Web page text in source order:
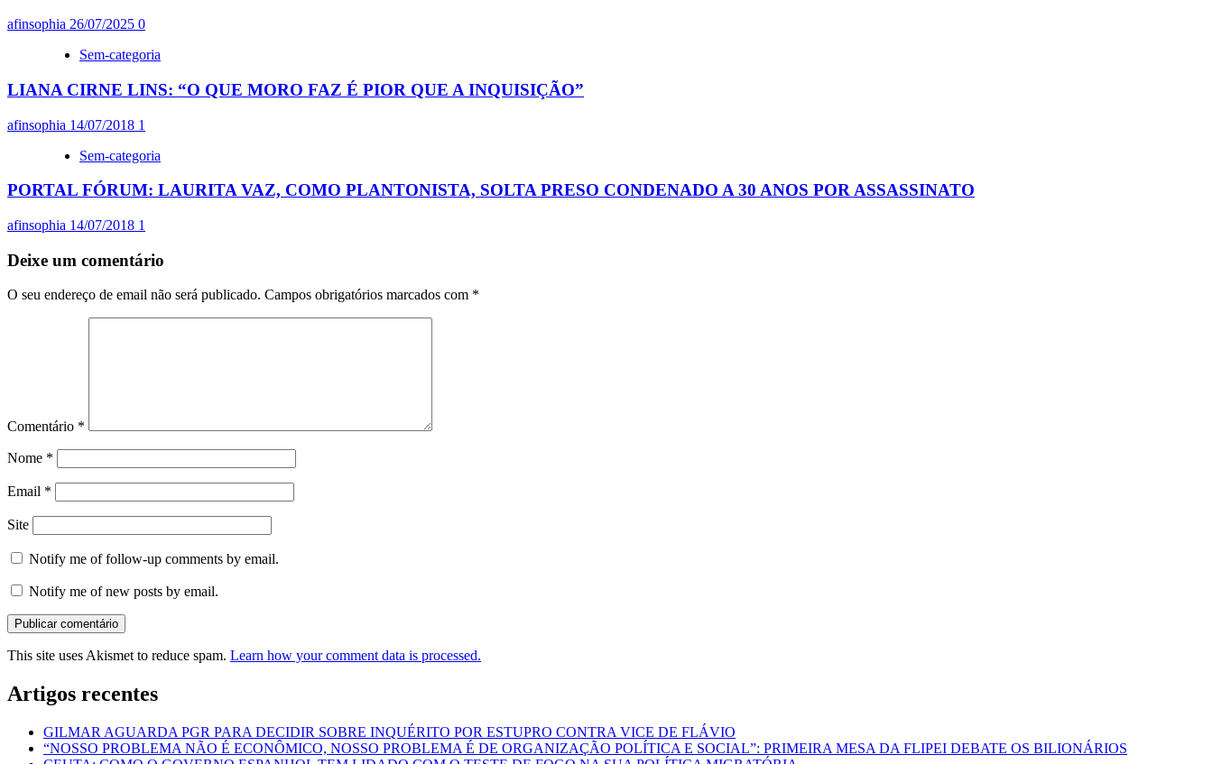
afinsophia 26/07/2025 0
Sem-categoria
LIANA CIRNE LINS: “O QUE MORO FAZ É PIOR QUE A INQUISIÇÃO”
afinsophia 14/07/2018 1
Sem-categoria
PORTAL FÓRUM: LAURITA VAZ, COMO PLANTONISTA, SOLTA PRESO CONDENADO A 30 ANOS POR ASSASSINATO
afinsophia 14/07/2018 1
Deixe um comentário
O seu endereço de email não será publicado. Campos obrigatórios marcados com *
Comentário *
Nome *
Email *
Site
Notify me of follow-up comments by email.
Notify me of new posts by email.
This site uses Akismet to reduce spam. Learn how your comment data is processed.
Artigos recentes
GILMAR AGUARDA PGR PARA DECIDIR SOBRE INQUÉRITO POR ESTUPRO CONTRA VICE DE FLÁVIO
“NOSSO PROBLEMA NÃO É ECONÔMICO, NOSSO PROBLEMA É DE ORGANIZAÇÃO POLÍTICA E SOCIAL”: PRIMEIRA MESA DA FLIPEI DEBATE OS BILIONÁRIOS